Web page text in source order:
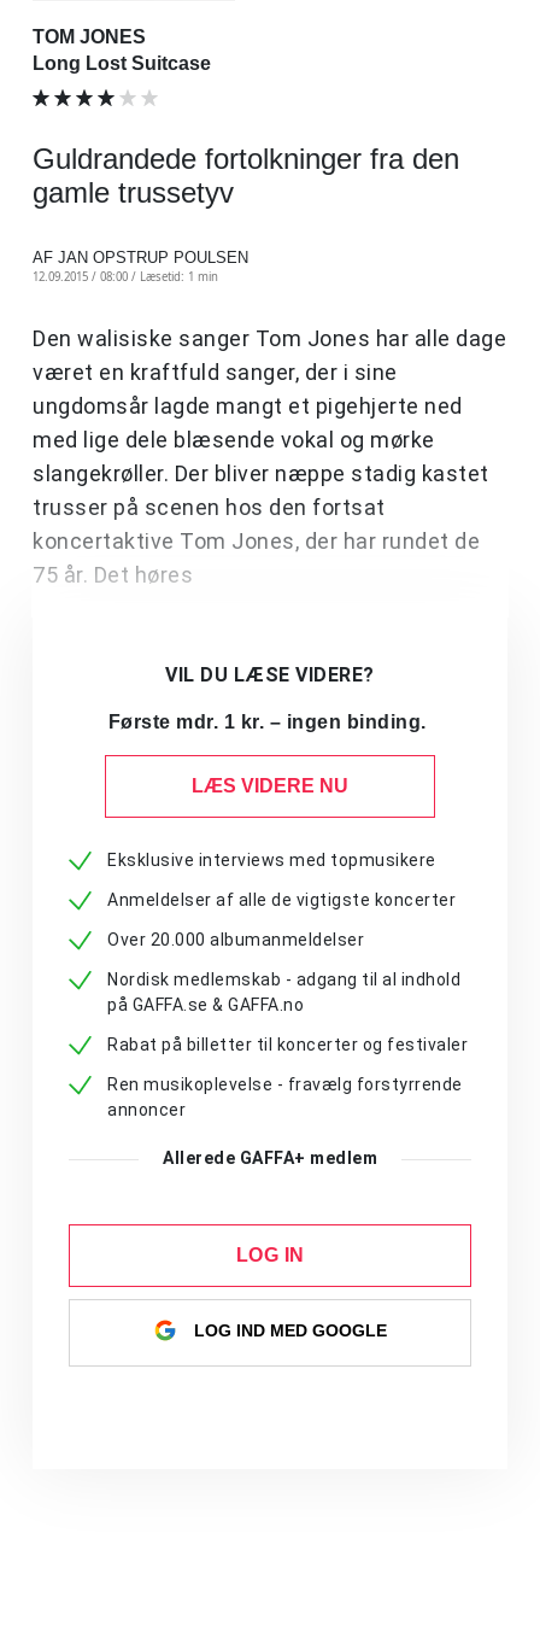
TOM JONES
Long Lost Suitcase
Guldrandede fortolkninger fra den
gamle trussetyv
AF JAN OPSTRUP POULSEN
12.09.2015 / 08:00 / Læsetid: 1 min
Den walisiske sanger Tom Jones har alle dage
været en kraftfuld sanger, der i sine
ungdomsår lagde mangt et pigehjerte ned
med lige dele blæsende vokal og mørke
slangekrøller. Der bliver næppe stadig kastet
trusser på scenen hos den fortsat
koncertaktive Tom Jones, der har rundet de
75 år. Det høres
VIL DU LÆSE VIDERE?
Første mdr. 1 kr. – ingen binding.
LÆS VIDERE NU
Eksklusive interviews med topmusikere
Anmeldelser af alle de vigtigste koncerter
Over 20.000 albumanmeldelser
Nordisk medlemskab - adgang til al indhold
på GAFFA.se & GAFFA.no
Rabat på billetter til koncerter og festivaler
Ren musikoplevelse - fravælg forstyrrende
annoncer
Allerede GAFFA+ medlem
LOG IN
LOG IND MED GOOGLE